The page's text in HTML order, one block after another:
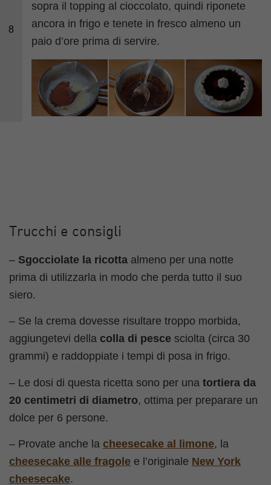
8
sopra il topping al cioccolato, quindi riponete
ancora in frigo e tenete in fresco almeno un
paio d’ore prima di servire.
Trucchi e consigli
– Sgocciolate la ricotta almeno per una notte
prima di utilizzarla in modo che perda tutto il suo
siero.
– Se la crema dovesse risultare troppo morbida,
aggiungetevi della colla di pesce sciolta (circa 30
grammi) e raddoppiate i tempi di posa in frigo.
– Le dosi di questa ricetta sono per una tortiera da
20 centimetri di diametro, ottima per preparare un
dolce per 6 persone.
– Provate anche la cheesecake al limone, la
cheesecake alle fragole e l’originale New York
cheesecake.